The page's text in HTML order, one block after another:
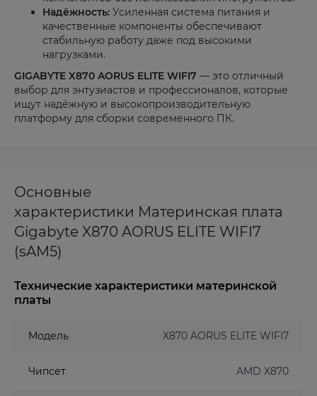
Надёжность: Усиленная система питания и
качественные компоненты обеспечивают
стабильную работу даже под высокими
нагрузками.
GIGABYTE X870 AORUS ELITE WIFI7 — это отличный
выбор для энтузиастов и профессионалов, которые
ищут надёжную и высокопроизводительную
платформу для сборки современного ПК.
Основные
характеристики Материнская плата
Gigabyte X870 AORUS ELITE WIFI7
(sAM5)
Технические характеристики материнской
платы
Модель X870 AORUS ELITE WIFI7
Чипсет AMD X870